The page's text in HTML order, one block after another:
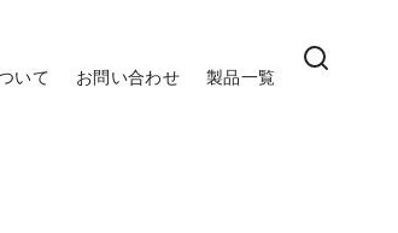
いて お問い合わせ 製品一覧